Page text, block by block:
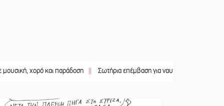
και παράδοση || Σωτήρια επέμβαση για ναυτικό ανοιχτά του Γυθείου